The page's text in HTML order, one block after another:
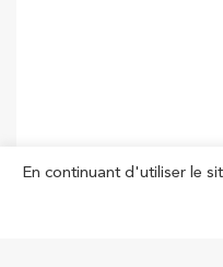
En continuant d'utiliser le